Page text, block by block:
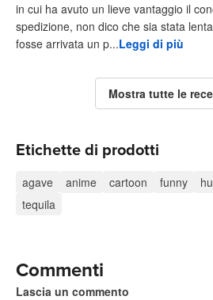
in cui ha avuto un lieve vantaggio il
spedizione, non dico che sia stata
fosse arrivata un p...Leggi di più
Mostra tutte le
Etichette di prodotti
agave anime cartoon funny
tequila
Commenti
Lascia un commento